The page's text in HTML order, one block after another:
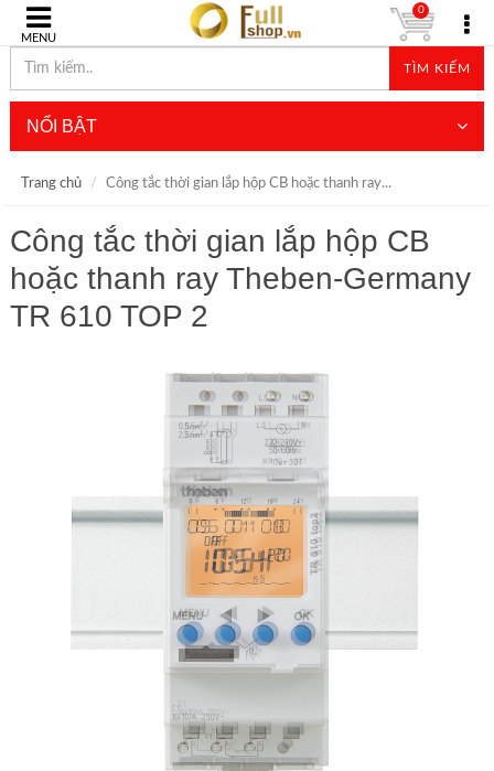
MENU
TÌM KIẾM
0
NỔI BẬT
Trang chủ Công tắc thời gian lắp hộp CB hoặc thanh ray...
Công tắc thời gian lắp hộp CB
hoặc thanh ray Theben-Germany
TR 610 TOP 2